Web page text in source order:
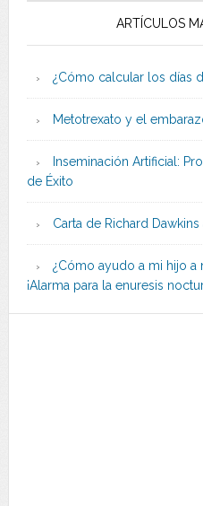
ARTÍCULOS
¿Cómo calcular los días
Metotrexato y el
Inseminación Artificial:
de Éxito
Carta de Richard
¿Cómo ayudo a mi hijo a
¡Alarma para la enuresis